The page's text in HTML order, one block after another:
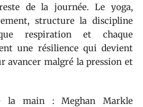
de la journée. Le yoga,
structure la discipline
respiration et chaque
une résilience qui devient
avancer malgré la pression et
la main : Meghan Markle